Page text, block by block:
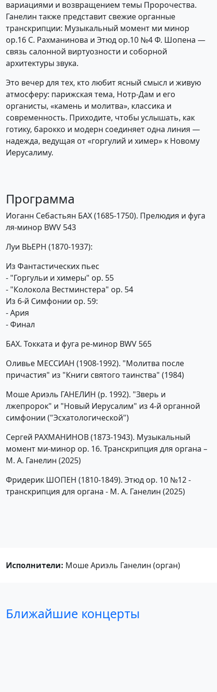
вариациями и возвращением темы Пророчества.
Ганелин также представит свежие органные
транскрипции: Музыкальный момент ми минор
op.16 С. Рахманинова и Этюд op.10 №4 Ф. Шопена —
связь салонной виртуозности и соборной
архитектуры звука.
Это вечер для тех, кто любит ясный смысл и живую
атмосферу: парижская тема, Нотр-Дам и его
органисты, «камень и молитва», классика и
современность. Приходите, чтобы услышать, как
готику, барокко и модерн соединяет одна линия —
надежда, ведущая от «горгулий и химер» к Новому
Иерусалиму.
Программа
Иоганн Себастьян БАХ (1685-1750). Прелюдия и фуга
ля-минор BWV 543
Луи ВЬЕРН (1870-1937):
Из Фантастических пьес
- "Горгульи и химеры" op. 55
- "Колокола Вестминстера" op. 54
Из 6-й Симфонии ор. 59:
- Ария
- Финал
БАХ. Токката и фуга ре-минор BWV 565
Оливье МЕССИАН (1908-1992). "Молитва после
причастия" из "Книги святого таинства" (1984)
Моше Ариэль ГАНЕЛИН (р. 1992). "Зверь и
лжепророк" и "Новый Иерусалим" из 4-й органной
симфонии ("Эсхатологической")
Сергей РАХМАНИНОВ (1873-1943). Музыкальный
момент ми-минор ор. 16. Транскрипция для органа –
М. А. Ганелин (2025)
Фридерик ШОПЕН (1810-1849). Этюд ор. 10 №12 -
транскрипция для органа - М. А. Ганелин (2025)
Исполнители: Моше Ариэль Ганелин (орган)
Ближайшие концерты